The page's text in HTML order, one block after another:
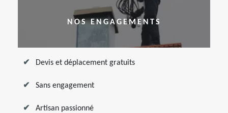
NOS ENGAGEMENTS
Devis et déplacement gratuits
Sans engagement
Artisan passionné